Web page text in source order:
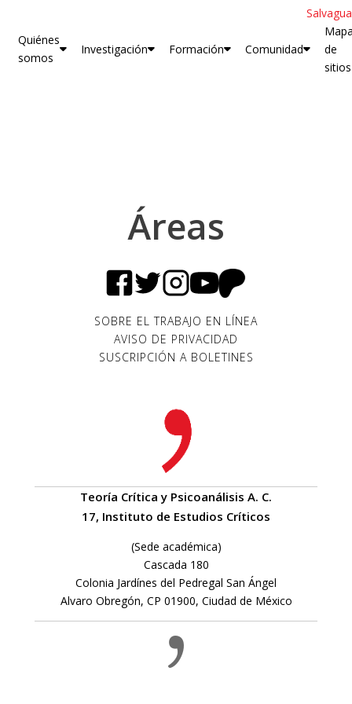
Quiénes
somos
Investigación Formación Comunidad
de
sitios
Áreas
SOBRE EL TRABAJO EN LÍNEA
AVISO DE PRIVACIDAD
SUSCRIPCIÓN A BOLETINES
Teoría Crítica y Psicoanálisis A. C.
17, Instituto de Estudios Críticos
(Sede académica)
Cascada 180
Colonia Jardínes del Pedregal San Ángel
Alvaro Obregón, CP 01900, Ciudad de México